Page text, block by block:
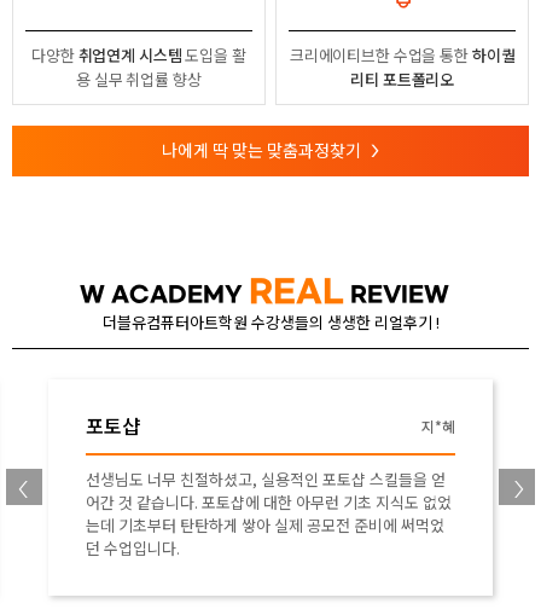
다양한취업연계 시스템도입을 활
용실무 취업률 향상
크리에이티브한 수업을 통한하이퀄
리티 포트폴리오
나에게 딱 맞는 맞춤과정찾기 >
W ACADEMY REAL REVIEW
더블유컴퓨터아트학원 수강생들의 생생한 리얼후기 !
포토샵 박*연
과정을 차근차근 알려주시고 다양한 접근 방식을 제공해주
셔서 초보자도 쉽게 배울 수 있었습니다!